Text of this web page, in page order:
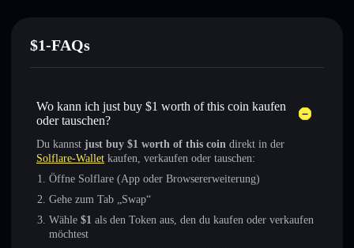
$1-FAQs
Wo kann ich just buy $1 worth of this coin kaufen
oder tauschen?
Du kannst just buy $1 worth of this coin direkt in der
Solflare-Wallet kaufen, verkaufen oder tauschen:
Öffne Solflare (App oder Browsererweiterung)
Gehe zum Tab „Swap“
Wähle $1 als den Token aus, den du kaufen oder verkaufen
möchtest